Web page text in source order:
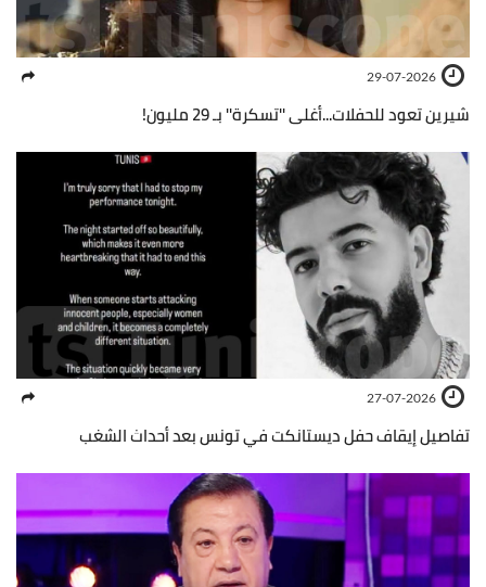
29-07-2026
شيرين تعود للحفلات...أغلى ''تسكرة'' بـ 29 مليون!
27-07-2026
تفاصيل إيقاف حفل ديستانكت في تونس بعد أحداث الشغب